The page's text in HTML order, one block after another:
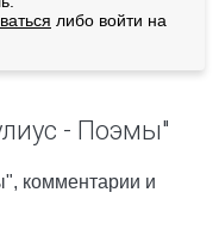
либо войти на
- Поэмы"
комментарии и